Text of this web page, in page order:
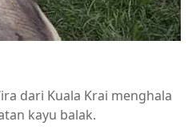
dari Kuala Krai menghala
kayu balak.